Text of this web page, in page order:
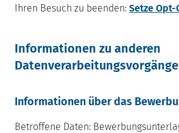
Ihren Besuch zu beenden: Setze Opt-
Informationen zu anderen
Datenverarbeitungsvorgänge
Informationen über das
Betroffene Daten: